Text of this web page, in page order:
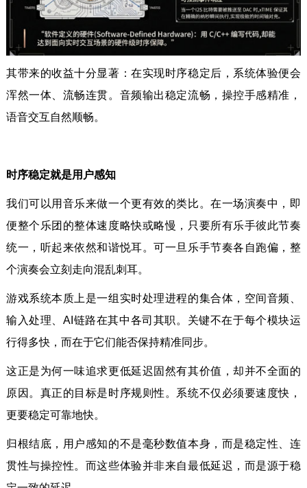
其带来的收益十分显著：在实现时序稳定后，系统体验便会
浑然一体、流畅连贯。音频输出稳定流畅，操控手感精准，
语音交互自然顺畅。
时序稳定就是用户感知
我们可以用音乐来做一个更有效的类比。在一场演奏中，即
便整个乐团的整体速度略快或略慢，只要所有乐手彼此节奏
统一，听起来依然和谐悦耳。可一旦乐手节奏各自跑偏，整
个演奏会立刻走向混乱刺耳。
游戏系统本质上是一组实时处理进程的集合体，空间音频、
输入处理、AI链路在其中各司其职。关键不在于每个模块运
行得多快，而在于它们能否保持精准同步。
这正是为何一味追求更低延迟固然有其价值，却并不全面的
原因。真正的目标是时序规则性。系统不仅必须要速度快，
更要稳定可靠地快。
归根结底，用户感知的不是毫秒数值本身，而是稳定性、连
贯性与操控性。而这些体验并非来自最低延迟，而是源于稳